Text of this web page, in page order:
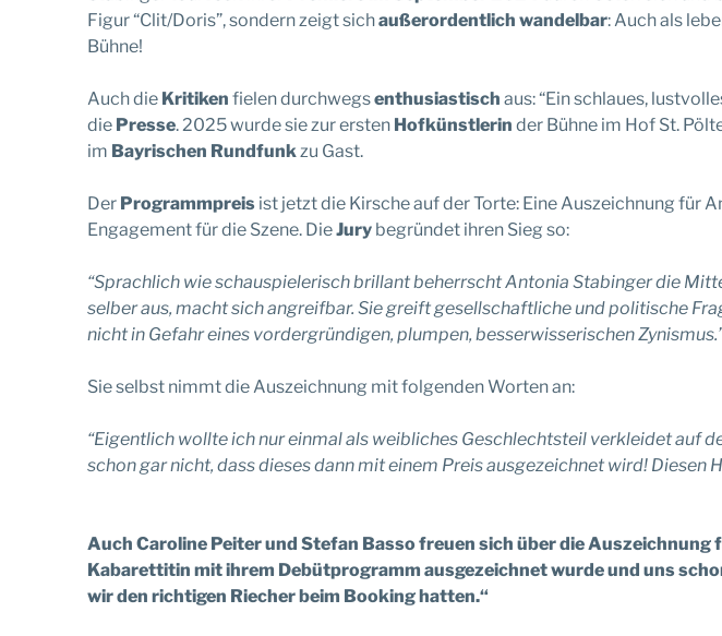
Figur “Clit/Doris”, sondern zeigt sichaußerordentlich wandelbar: Auch als
Bühne!
Auch die Kritiken fielen durchwegsenthusiastisch aus: “Ein schlaues,
die Presse. 2025 wurde sie zur ersten Hofkünstlerin der Bühne im Hof St.
im Bayrischen Rundfunkzu Gast.
Der Programmpreis ist jetzt die Kirsche auf der Torte: Eine Auszeichnung
Engagement für die Szene. DieJury begründet ihren Sieg so:
“Sprachlich wie schauspielerisch brillant beherrscht Antonia Stabinger die
selber aus, macht sich angreifbar. Sie greift gesellschaftliche und politische
nicht in Gefahr eines vordergründigen, plumpen, besserwisserischen
Sie selbst nimmt die Auszeichnung mit folgenden Worten an:
“Eigentlich wollte ich nur einmal als weibliches Geschlechtsteil verkleidet auf
schon gar nicht, dass dieses dann mit einem Preis ausgezeichnet wird!
Auch Caroline Peiter und Stefan Basso freuen sich über die
Kabarettitin mit ihrem Debütprogramm ausgezeichnet wurde und uns
wir den richtigen Riecher beim Booking hatten.“